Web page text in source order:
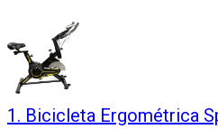
1 . Bicicleta Ergométrica